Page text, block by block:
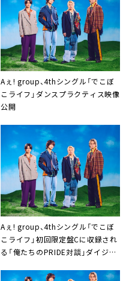
Aぇ! group、4thシングル「でこぼ
こライフ」ダンスプラクティス映像
公開
Aぇ! group、4thシングル「でこぼ
こライフ」初回限定盤Cに収録され
る「俺たちのPRIDE対談」ダイジェ